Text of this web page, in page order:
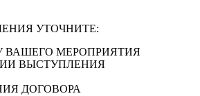
УТОЧНИТЕ:
ВАШЕГО МЕРОПРИЯТИЯ
ВЫСТУПЛЕНИЯ
ДОГОВОРА